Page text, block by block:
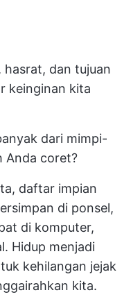
hasrat, dan tujuan
keinginan kita
dari mimpi-
Anda coret?
daftar impian
di ponsel,
di komputer,
Hidup menjadi
kehilangan jejak
kita.